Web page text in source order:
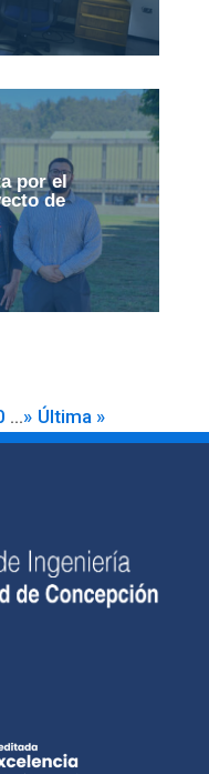
por el
de
...» Última »